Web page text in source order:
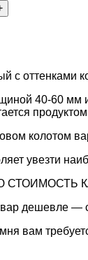
с оттенками
40-60
колотом
увезти
СТОИМОСТЬ
дешевле —
вам